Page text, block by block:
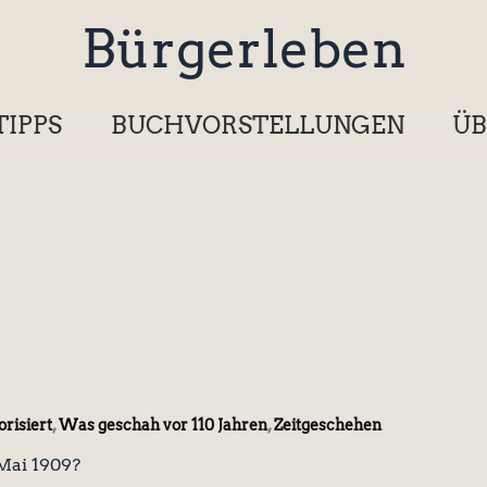
Bürgerleben
BUCHVORSTELLUNGEN
,Was geschah vor 110 Jahren,Zeitgeschehen
1909?